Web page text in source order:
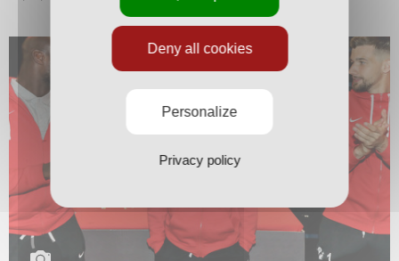
Deny all cookies
Personalize
Privacy policy